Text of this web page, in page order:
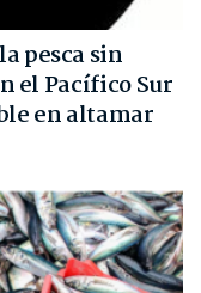
pesca sin
el Pacífico Sur
en altamar